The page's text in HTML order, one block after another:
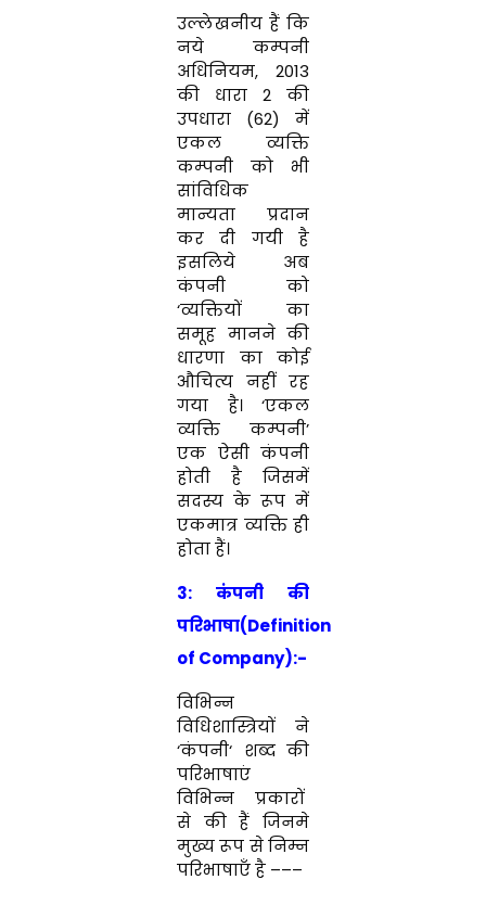
उल्लेखनीयहैंकि
नये कम्पनी
अधिनियम,2013
की धारा2की
उपधारा (62)में
एकल व्यक्ति
कम्पनीकोभी
सांविधिक
मान्यताप्रदान
करदी गयीहै
इसलिये अब
कंपनीको
‘व्यक्तियोंका
समूह मानने की
धारणा काकोई
औचित्यनहीं रह
गया है।‘एकल
व्यक्तिकम्पनी’
एक ऐसीकंपनी
होतीहैजिसमें
सदस्य केरूपमें
एकमात्र व्यक्तिही
होताहैं।
3: कंपनी की
परिभाषा(Definition
of Company):-
विभिन्न
विधिशास्त्रियोंने
‘कंपनी‘ शब्दकी
परिभाषाएं
विभिन्नप्रकारों
से कीहैंजिनमे
मुख्य रूप से निम्न
परिभाषाएँहै –––